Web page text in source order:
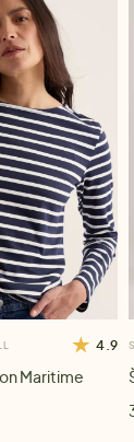
4.9
Maritime